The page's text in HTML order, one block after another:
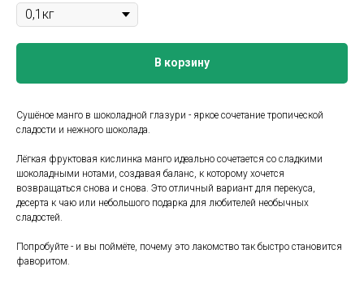
В корзину
Сушёное манго в шоколадной глазури - яркое сочетание тропической
сладости и нежного шоколада.
Лёгкая фруктовая кислинка манго идеально сочетается со сладкими
шоколадными нотами, создавая баланс, к которому хочется
возвращаться снова и снова. Это отличный вариант для перекуса,
десерта к чаю или небольшого подарка для любителей необычных
сладостей.
Попробуйте - и вы поймёте, почему это лакомство так быстро становится
фаворитом.